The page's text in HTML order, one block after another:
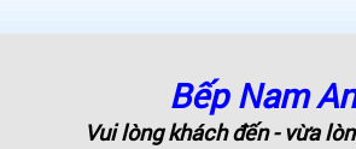
Bếp Nam
Vui lòng khách đến - vừa